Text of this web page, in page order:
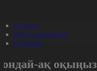
#Оқиға
#Күн жаңалығы
#Aqparat
ақ оқыңыз